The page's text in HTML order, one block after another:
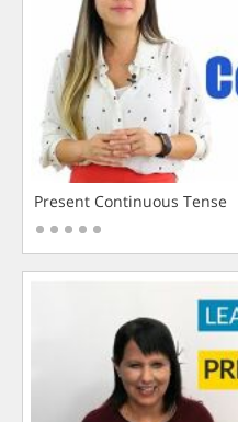
Present Continuous Tense